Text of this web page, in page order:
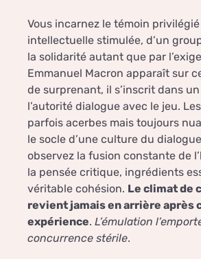
Vous incarnez le témoin
intellectuelle stimulée, d’un
la solidarité autant que par
Emmanuel Macron apparaît sur
de surprenant, il s’inscrit dans
l’autorité dialogue avec le jeu.
parfois acerbes mais toujours
le socle d’une culture du
observez la fusion constante de
la pensée critique, ingrédients
véritable cohésion. Le climat de
revient jamais en arrière après
expérience. L’émulation
concurrence stérile.